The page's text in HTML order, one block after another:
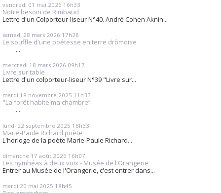
vendredi 01 mai 2026 16h33
Notre besoin de Rimbaud
Lettre d'un Colporteur-liseur N°40. André Cohen Aknin...
samedi 28 mars 2026 17h28
Le souffle d'une poétesse en terre drômoise
...
mercredi 18 mars 2026 09h17
Livre sur table
Lettre d'un colporteur-liseur N°39 "Livre sur...
mardi 18 novembre 2025 11h33
"La forêt habite ma chambre”
...
lundi 22 septembre 2025 18h33
Marie-Paule Richard poète
L'horloge de la poète Marie-Paule Richard...
dimanche 17 août 2025 16h07
Les nymhéas à deux voix - Musée de l'Orangerie
Entrer au Musée de l'Orangerie, c'est entrer dans...
mardi 20 mai 2025 18h45